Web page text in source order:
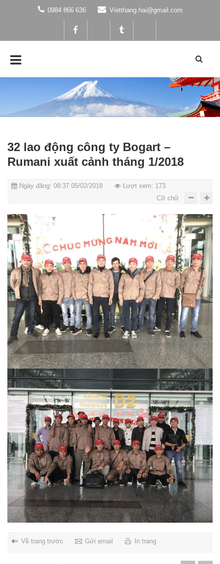
0984 866 636 Vietthang.hai@gmail.com
32 lao động công ty Bogart –
Rumani xuất cảnh tháng 1/2018
Ngày đăng: 08:37 05/02/2018
Lượt xem: 173
Cỡ chữ
Về trang trước Gửi email In trang